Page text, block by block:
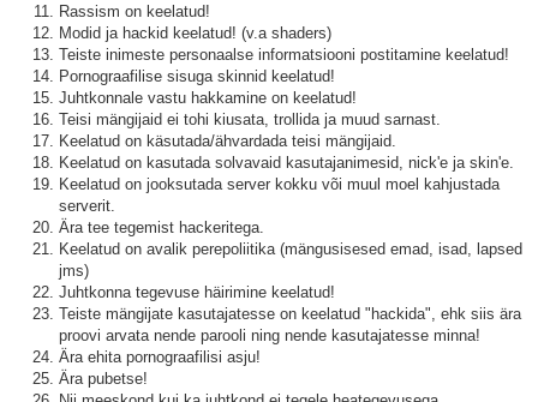
Rassism on keelatud!
Modid ja hackid keelatud! (v.a shaders)
Teiste inimeste personaalse informatsiooni postitamine keelatud!
Pornograafilise sisuga skinnid keelatud!
Juhtkonnale vastu hakkamine on keelatud!
Teisi mängijaid ei tohi kiusata, trollida ja muud sarnast.
Keelatud on käsutada/ähvardada teisi mängijaid.
Keelatud on kasutada solvavaid kasutajanimesid, nick'e ja skin'e.
Keelatud on jooksutada server kokku või muul moel kahjustada
serverit.
Ära tee tegemist hackeritega.
Keelatud on avalik perepoliitika (mängusisesed emad, isad, lapsed
jms)
Juhtkonna tegevuse häirimine keelatud!
Teiste mängijate kasutajatesse on keelatud "hackida", ehk siis ära
proovi arvata nende parooli ning nende kasutajatesse minna!
Ära ehita pornograafilisi asju!
Ära pubetse!